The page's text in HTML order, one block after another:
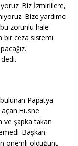
Biz İzmirlilere,
Bize yardımcı
zorunlu hale
bir ceza sistemi
dedi.
Papatya
açan Hüsne
ve şapka takan
Başkan
önemli olduğunu